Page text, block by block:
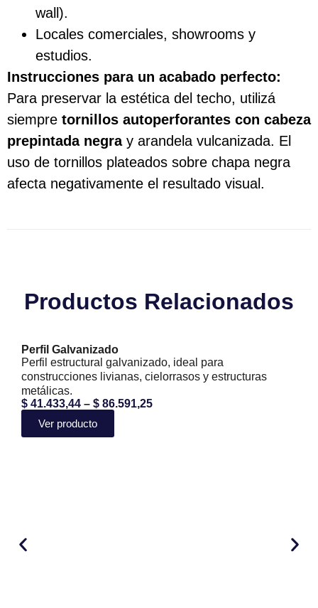
wall).
Locales comerciales, showrooms y
estudios.
Instrucciones para un acabado perfecto:
Para preservar la estética del techo, utilizá
siempre tornillos autoperforantes con cabeza
prepintada negray arandela vulcanizada. El
uso de tornillos plateados sobre chapa negra
afecta negativamente el resultado visual.
Productos Relacionados
Perfil Galvanizado
Perfil estructural galvanizado, ideal para
construcciones livianas, cielorrasos y estructuras
metálicas.
$ 41.433,44 – $ 86.591,25
Ver producto